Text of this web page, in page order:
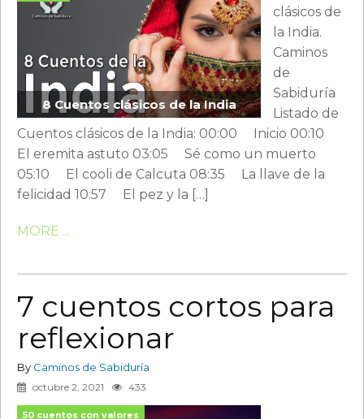
8 Cuentos clásicos de la India
clásicos de
la India.
Caminos
de
Sabiduría
Listado de
Cuentos clásicos de la India: 00:00 Inicio 00:10
El eremita astuto 03:05 Sé como un muerto
05:10 El cooli de Calcuta 08:35 La llave de la
felicidad 10:57 El pez y la […]
MORE ...
7 cuentos cortos para
reflexionar
By Caminos de Sabiduría
octubre 2, 2021 433
50 cuentos con valores